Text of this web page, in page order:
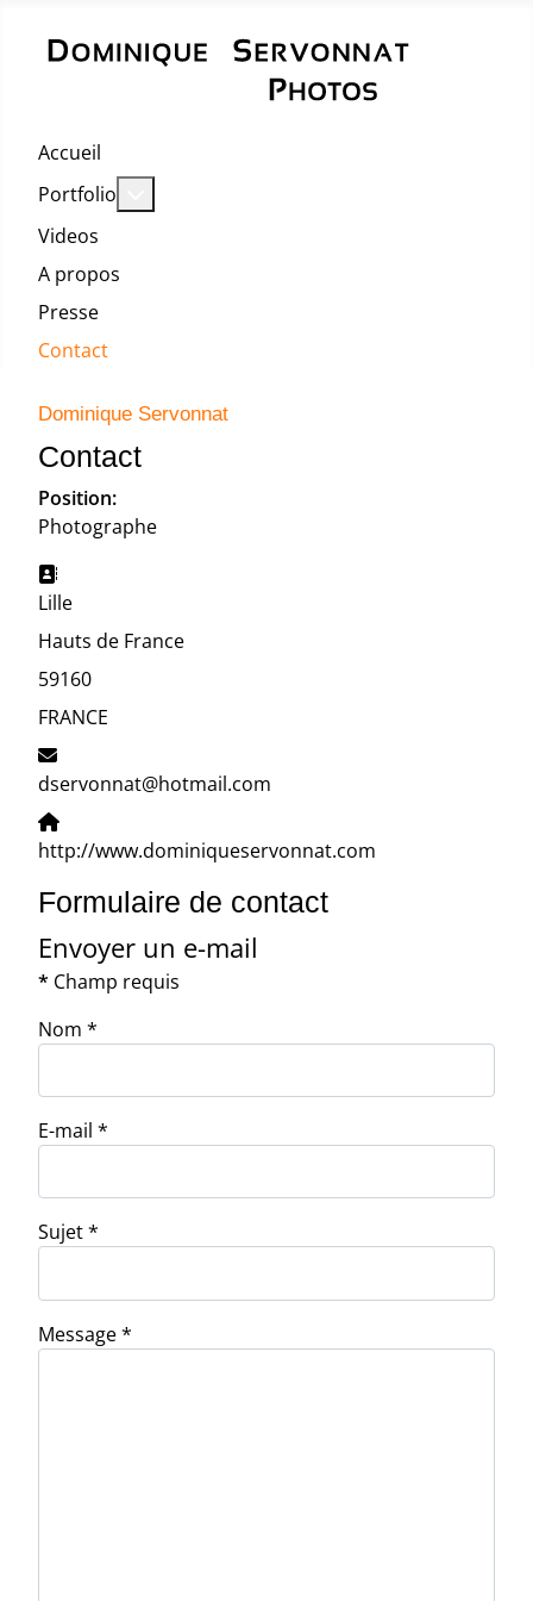
Accueil
Portfolio
Videos
A propos
Presse
Contact
Dominique Servonnat
Contact
Position:
Photographe
Adresse:
Lille
Hauts de France
59160
FRANCE
E-mail:
dservonnat@hotmail.com
Site Web:
http://www.dominiqueservonnat.com
Formulaire de contact
Envoyer un e-mail
* Champ requis
Nom *
E-mail *
Sujet*
Message*